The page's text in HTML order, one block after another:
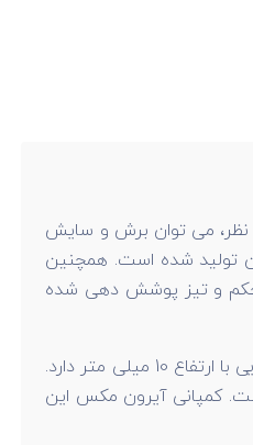
نظر، می توان برش و سایش
تولید شده است. همچنین
صفحه برش توسط 15 دندانه متراکم از جنس الماسه مسحکم و تیز پوشش دهی شده
استفاده از الماسه طول عمر دیسک را افزایش می دهد. از این دیسک برای برش سنگ و سرامیک هایی با ضخامت های گوناگون استفاده می شود. این ابزار سگمنت بالایی با ارتفاع 10 میلی متر دارد.
نیز برخوردار است. اندازه قطر این صفحه معادل 230 میلی متر و قطر شفت آن 22 میلی متر است. کمپانی آیرون مکس این